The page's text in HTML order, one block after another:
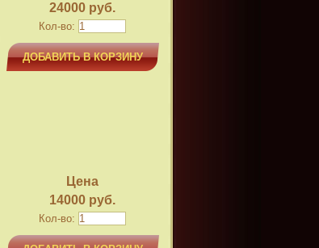
24000 руб.
Кол-во:
ДОБАВИТЬ В КОРЗИНУ
Цена
14000 руб.
Кол-во: